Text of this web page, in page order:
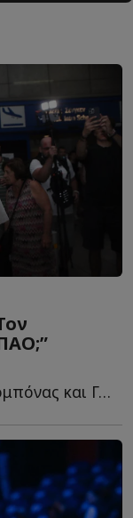
Oι εκτιμήσεις των Ντονάτας Ουρμπόνας και Γκίτις Μπλαζεβίτσιους γ...